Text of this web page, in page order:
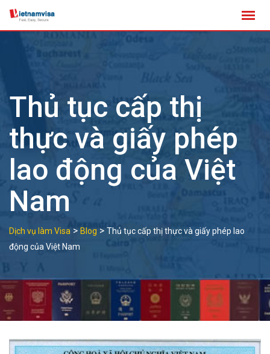
Skip
Thủ tục cấp thị
thực và giấy phép
lao động của Việt
Nam
Dịch vụ làm Visa > Blog > Thủ tục cấp thị thực và giấy phép lao
động của Việt Nam